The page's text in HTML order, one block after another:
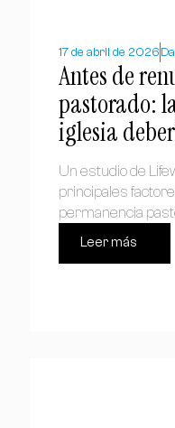
17 de abril de 2026
Antes de
pastorado:
iglesia
Un estudio de
principales
permanencia
Leer más